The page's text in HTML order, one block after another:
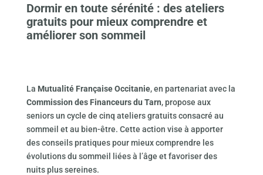
Dormir en toute sérénité : des ateliers
gratuits pour mieux comprendre et
améliorer son sommeil
La Mutualité Française Occitanie, en partenariat avec la
Commission des Financeurs du Tarn, propose aux
seniors un cycle de cinq ateliers gratuits consacré au
sommeil et au bien-être. Cette action vise à apporter
des conseils pratiques pour mieux comprendre les
évolutions du sommeil liées à l’âge et favoriser des
nuits plus sereines.